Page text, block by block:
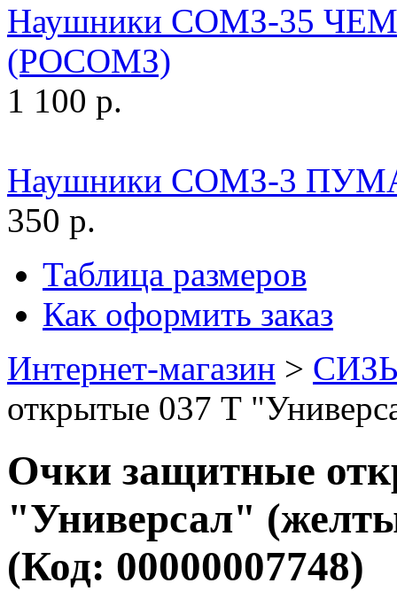
Наушники СОМЗ-35
(РОСОМЗ)
1 100 р.
Наушники СОМЗ-3
350 р.
Таблица размеров
Как оформить заказ
Интернет-магазин >
открытые 037 Т
Очки защитные
"Универсал"
(Код: 00000007748)